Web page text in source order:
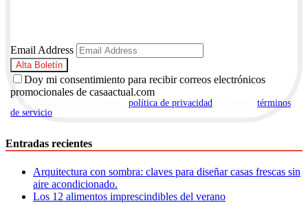
Email Address
Doy mi consentimiento para recibir correos electrónicos
promocionales de casaactual.com
política de privacidad
términos
de servicio
Entradas recientes
Arquitectura con sombra: claves para diseñar casas frescas sin
aire acondicionado.
Los 12 alimentos imprescindibles del verano